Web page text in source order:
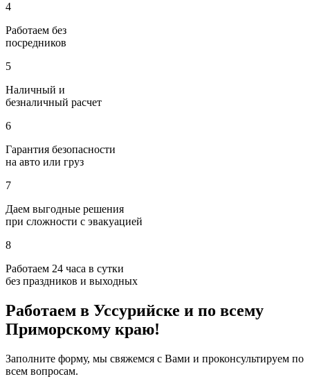
4
Работаем без
посредников
5
Наличный и
безналичный расчет
6
Гарантия безопасности
на авто или груз
7
Даем выгодные решения
при сложности с эвакуацией
8
Работаем 24 часа в сутки
без праздников и выходных
Работаем в Уссурийске и по всему
Приморскому краю!
Заполните форму, мы свяжемся с Вами и проконсультируем по
всем вопросам.